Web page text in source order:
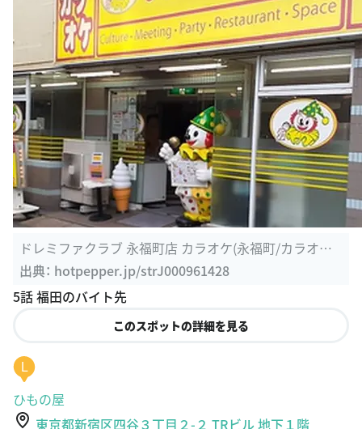
ドレミファクラブ 永福町店 カラオケ(永福町/カラオケ・
パーティ ...
出典：hotpepper.jp/strJ000961428
5話 福田のバイト先
このスポットの詳細を見る
ひもの屋
東京都新宿区四谷３丁目２-２ TRビル 地下１階